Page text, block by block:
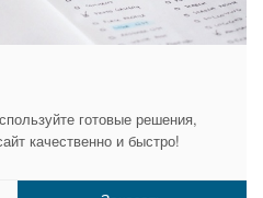
готовые решения,
качественно и быстро!